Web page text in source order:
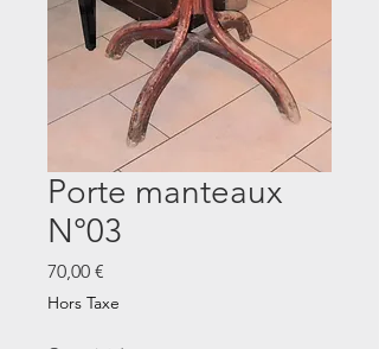
Porte manteaux
N°03
70,00 €
Hors Taxe